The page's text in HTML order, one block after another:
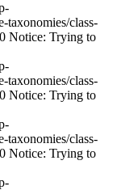
taxonomies/class-
Notice: Trying to
taxonomies/class-
Notice: Trying to
taxonomies/class-
Notice: Trying to